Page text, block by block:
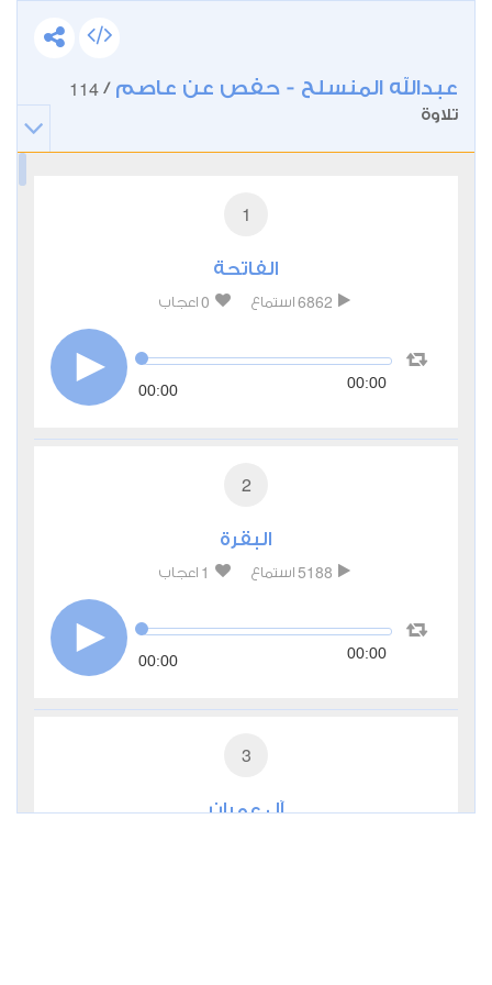
عبدالله المنسلح - حفص عن عاصم /
114
تلاوة
1
الفاتحة
6862 استماع 0 اعجاب
00:00 00:00
2
البقرة
5188 استماع 1 اعجاب
00:00 00:00
3
آل عمران